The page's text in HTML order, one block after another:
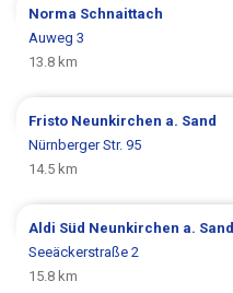
Norma Schnaittach
Auweg 3
13.8 km
Fristo Neunkirchen a. Sand
Nürnberger Str. 95
14.5 km
Aldi Süd Neunkirchen a. Sand
Seeäckerstraße 2
15.8 km